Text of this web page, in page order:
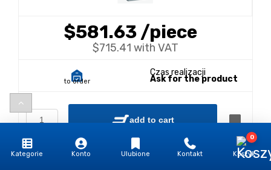
$581.63/piece
$715.41 with VAT
to order
Czas realizacji
Ask for the product
add to cart
Kategorie Konto Ulubione Kontakt
0
Koszyk